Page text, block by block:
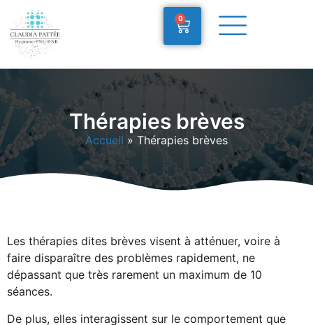
0
Thérapies brèves
Accueil » Thérapies brèves
Les thérapies dites brèves visent à atténuer, voire à
faire disparaître des problèmes rapidement, ne
dépassant que très rarement un maximum de 10
séances.
De plus, elles interagissent sur le comportement que